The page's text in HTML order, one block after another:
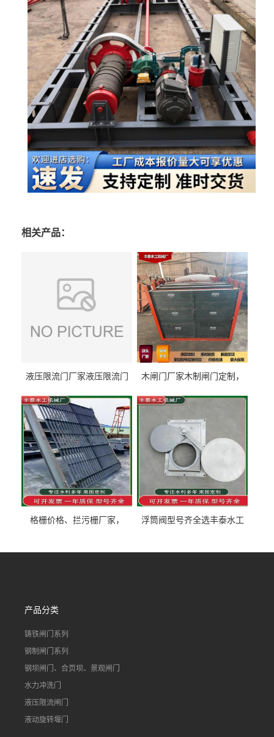
相关产品：
液压限流门厂家液压限流门
泰制造
木闸门厂家木制闸门定制，
型号齐全
格栅价格、拦污栅厂家，
浮筒阀型号齐全选丰泰水工
道水库电站污水处理钢制闸
产品分类
铸铁闸门系列
钢制闸门系列
钢坝闸门、合页坝、景观闸门
水力冲洗门
液压限流闸门
液动旋转堰门